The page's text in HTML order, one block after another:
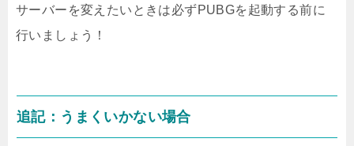
サーバーを変えたいときは必ずPUBGを起動する前に
行いましょう！
追記：うまくいかない場合